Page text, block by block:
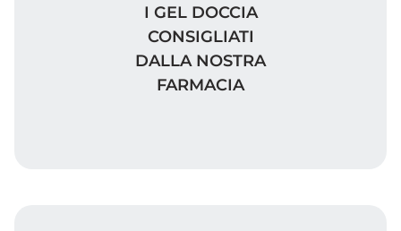
I GEL DOCCIA CONSIGLIATI
I GEL DOCCIA
CONSIGLIATI
DALLA NOSTRA
FARMACIA